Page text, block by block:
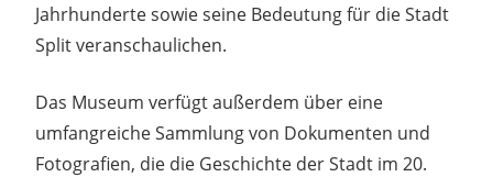
Jahrhunderte sowie seine Bedeutung für die Stadt
Split veranschaulichen.
Das Museum verfügt außerdem über eine
umfangreiche Sammlung von Dokumenten und
Fotografien, die die Geschichte der Stadt im 20.